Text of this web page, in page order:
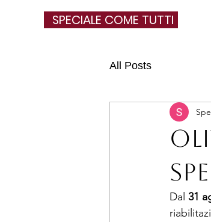
SPECIALE COME TUTTI
All Posts
Dal 31